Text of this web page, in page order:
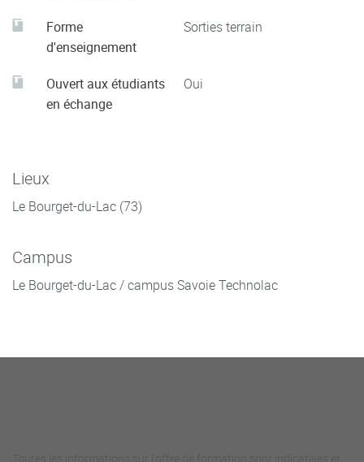
Forme
d'enseignement
Sorties terrain
Ouvert aux étudiants
en échange
Oui
Lieux
Le Bourget-du-Lac (73)
Campus
Le Bourget-du-Lac / campus Savoie Technolac
Toutes les informations sur l'offre de formation sont indicatives et